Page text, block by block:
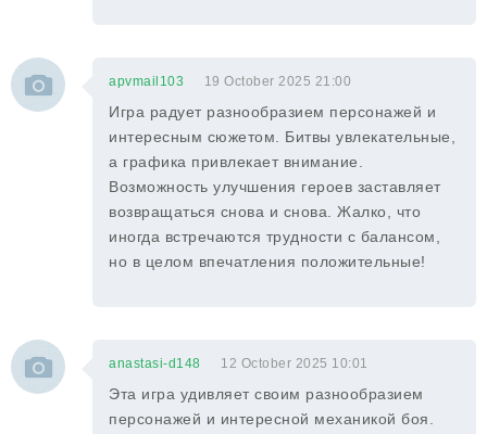
apvmail103 19 October 2025 21:00
Игра радует разнообразием персонажей и
интересным сюжетом. Битвы увлекательные,
а графика привлекает внимание.
Возможность улучшения героев заставляет
возвращаться снова и снова. Жалко, что
иногда встречаются трудности с балансом,
но в целом впечатления положительные!
anastasi-d148 12 October 2025 10:01
Эта игра удивляет своим разнообразием
персонажей и интересной механикой боя.